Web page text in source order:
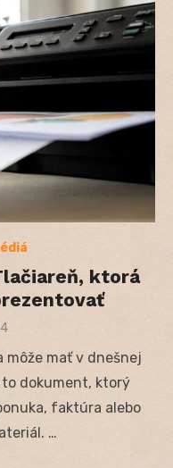
ktorá
môže mať v dnešnej
dokument, ktorý
faktúra alebo
…